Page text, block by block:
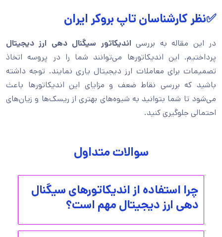
✅نظر کارشناسان تاپ بروکر ایران
در این مقاله به بررسی اندیکاتور سیگنال دهی ارز‌ دیجیتال
پرداختیم. این اندیکاتورها می‌توانند شما را در پروسه اتخاذ
تصمیمات برای معاملات ارز دیجیتال یاری نمایند. توجه داشته
باشید که بررسی نقاط ضعف و مزایای این اندیکاتورها باعث
می‌شود تا شما بتوانید به شیوه‌های بهتری از ریسک‌ها و زیان‌های
احتمالی جلوگیری کنید.
سوالات متداول
چرا استفاده از اندیکاتورهای سیگنال
دهی ارز دیجیتال مهم است؟